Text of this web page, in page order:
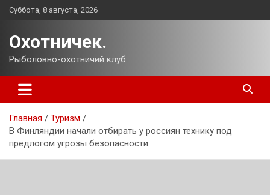
Перейти
Суббота, 8 августа, 2026
Охотничек.
Рыболовно-охотничий клуб.
Главная
Туризм
В Финляндии начали отбирать у россиян технику под
предлогом угрозы безопасности